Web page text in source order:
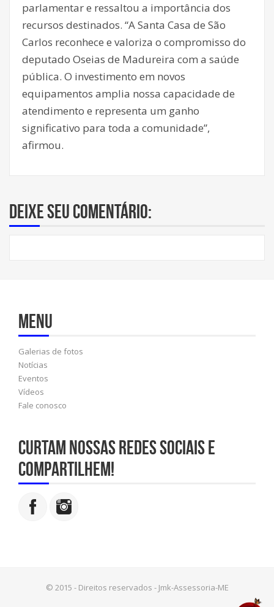
parlamentar e ressaltou a importância dos
recursos destinados. “A Santa Casa de São
Carlos reconhece e valoriza o compromisso do
deputado Oseias de Madureira com a saúde
pública. O investimento em novos
equipamentos amplia nossa capacidade de
atendimento e representa um ganho
significativo para toda a comunidade”,
afirmou.
Deixe seu comentário:
Menu
Galerias de fotos
Notícias
Eventos
Vídeos
Fale conosco
Curtam nossas redes sociais e
compartilhem!
© 2015 - Direitos reservados - Jmk-Assessoria-ME